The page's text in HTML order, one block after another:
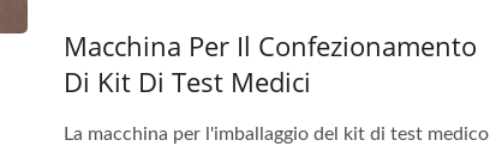
Macchina Per Il Confezionamento
Di Kit Di Test Medici
La macchina per l'imballaggio del kit di test medico